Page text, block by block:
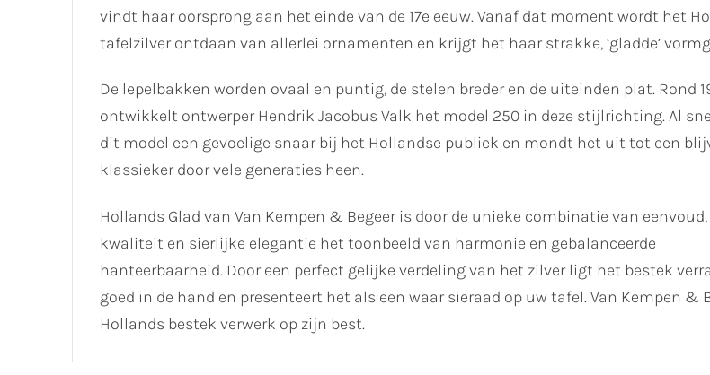
vindt haar oorsprong aan het einde van de 17e eeuw. Vanaf dat moment wordt het
tafelzilver ontdaan van allerlei ornamenten en krijgt het haar strakke, ‘gladde’
De lepelbakken worden ovaal en puntig, de stelen breder en de uiteinden plat. Rond
ontwikkelt ontwerper Hendrik Jacobus Valk het model 250 in deze stijlrichting. Al
dit model een gevoelige snaar bij het Hollandse publiek en mondt het uit tot een
klassieker door vele generaties heen.
Hollands Glad van Van Kempen & Begeer is door de unieke combinatie van eenvoud,
kwaliteit en sierlijke elegantie het toonbeeld van harmonie en gebalanceerde
hanteerbaarheid. Door een perfect gelijke verdeling van het zilver ligt het bestek
goed in de hand en presenteert het als een waar sieraad op uw tafel. Van Kempen &
Hollands bestek verwerk op zijn best.